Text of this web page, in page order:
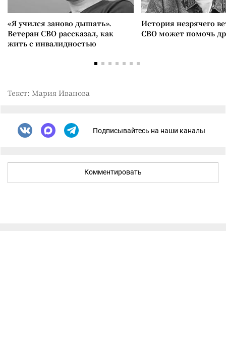
«Я учился заново дышать».
Ветеран СВО рассказал, как
жить с инвалидностью
История незрячего
СВО может помочь
Текст: Мария Иванова
Подписывайтесь на наши каналы
Комментировать